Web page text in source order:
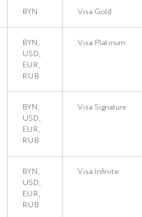
BYN Visa Gold
BYN,
USD,
EUR,
RUB
Visa Platinum
BYN,
USD,
EUR,
RUB
Visa Signature
BYN,
USD,
EUR,
RUB
Visa Infinite